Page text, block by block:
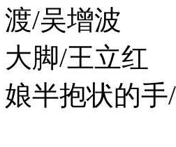
/吴增波
脚/王立红
抱状的手/